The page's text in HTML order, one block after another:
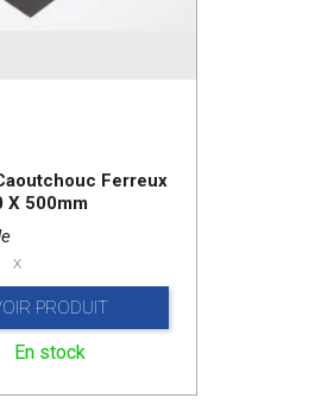
Ferreux
X 500mm
x
PRODUIT
En stock